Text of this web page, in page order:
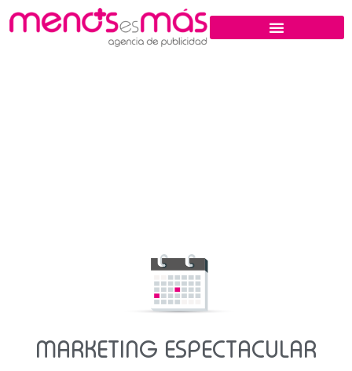
MARKETING ESPECTACULAR